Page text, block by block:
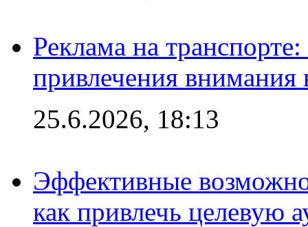
Реклама на
привлечения внимания
25.6.2026, 18:13
Эффективные
как привлечь целевую